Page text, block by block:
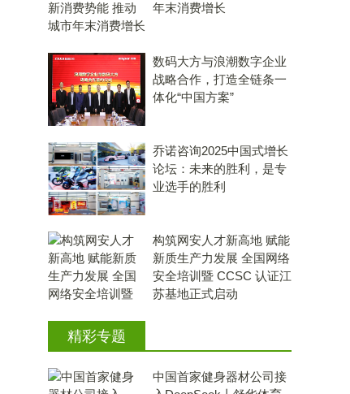
年末消费增长
数码大方与浪潮数字企业
战略合作，打造全链条一
体化“中国方案”
乔诺咨询2025中国式增长
论坛：未来的胜利，是专
业选手的胜利
构筑网安人才新高地 赋能
新质生产力发展 全国网络
安全培训暨 CCSC 认证江
苏基地正式启动
精彩专题
中国首家健身器材公司接